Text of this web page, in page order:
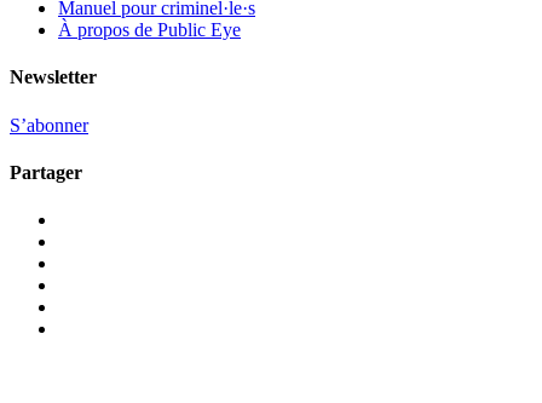
Manuel pour criminel·le·s
À propos de Public Eye
Newsletter
S’abonner
Partager